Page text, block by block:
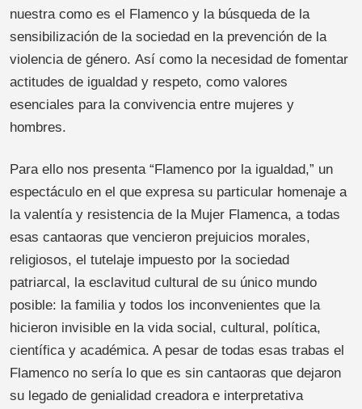
nuestra como es el Flamenco y la búsqueda de la
sensibilización de la sociedad en la prevención de la
violencia de género. Así como la necesidad de fomentar
actitudes de igualdad y respeto, como valores
esenciales para la convivencia entre mujeres y
hombres.
Para ello nos presenta “Flamenco por la igualdad,” un
espectáculo en el que expresa su particular homenaje a
la valentía y resistencia de la Mujer Flamenca, a todas
esas cantaoras que vencieron prejuicios morales,
religiosos, el tutelaje impuesto por la sociedad
patriarcal, la esclavitud cultural de su único mundo
posible: la familia y todos los inconvenientes que la
hicieron invisible en la vida social, cultural, política,
científica y académica. A pesar de todas esas trabas el
Flamenco no sería lo que es sin cantaoras que dejaron
su legado de genialidad creadora e interpretativa